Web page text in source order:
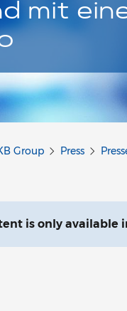
mit
Group Press
is only available